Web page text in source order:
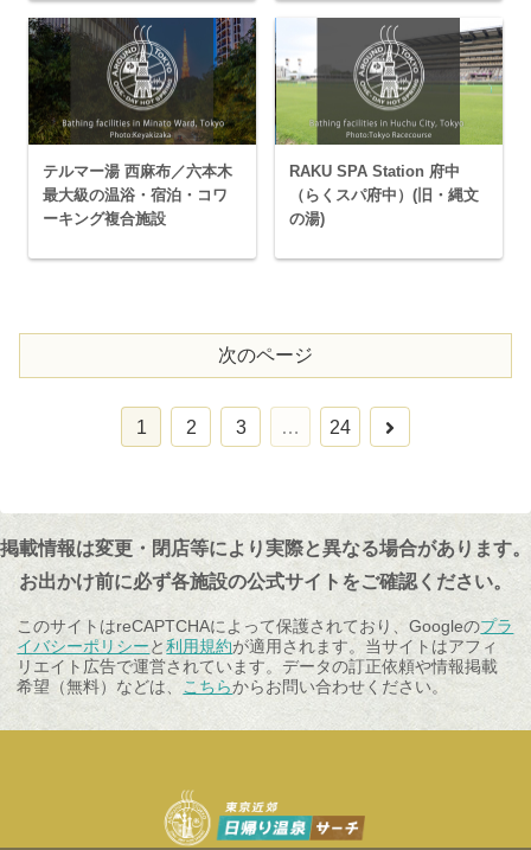
テルマー湯 西麻布／六本木
最大級の温浴・宿泊・コワ
ーキング複合施設
RAKU SPA Station 府中
（らくスパ府中）(旧・縄文
の湯)
次のページ
1 2 3 … 24
次
掲載情報は変更・閉店等により実際と異なる場合があります。
お出かけ前に必ず各施設の公式サイトをご確認ください。
このサイトはreCAPTCHAによって保護されており、Googleのプラ
イバシーポリシーと利用規約が適用されます。当サイトはアフィ
リエイト広告で運営されています。データの訂正依頼や情報掲載
希望（無料）などは、
こちらからお問い合わせください。